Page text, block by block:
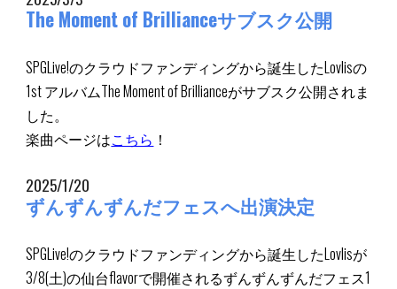
The Moment of Brillianceサブスク公開
SPGLive!のクラウドファンディングから誕生したLovlisの
1st アルバムThe Moment of Brillianceがサブスク公開されま
した。
楽曲ページはこちら ！
2025/1/20
ずんずんずんだフェスへ出演決定
SPGLive!のクラウドファンディングから誕生したLovlisが
3/8(土)の仙台flavorで開催されるずんずんずんだフェス1